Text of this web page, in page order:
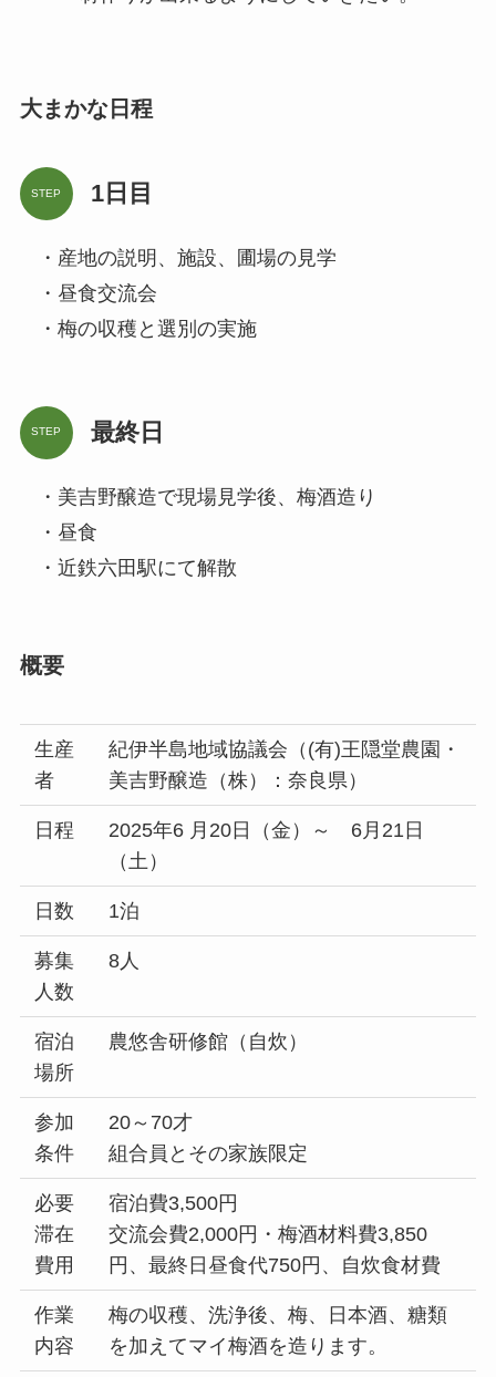
大まかな日程
STEP 1日目
・産地の説明、施設、圃場の見学
・昼食交流会
・梅の収穫と選別の実施
STEP 最終日
・美吉野醸造で現場見学後、梅酒造り
・昼食
・近鉄六田駅にて解散
概要
生産
者
紀伊半島地域協議会（(有)王隠堂農園・
美吉野醸造（株）：奈良県）
日程
2025年6 月20日（金）～ 6月21日
（土）
日数 1泊
募集
人数
8人
宿泊
場所
農悠舎研修館（自炊）
参加
条件
20～70才
組合員とその家族限定
必要
滞在
費用
宿泊費3,500円
交流会費2,000円・梅酒材料費3,850
円、最終日昼食代750円、自炊食材費
作業
内容
梅の収穫、洗浄後、梅、日本酒、糖類
を加えてマイ梅酒を造ります。